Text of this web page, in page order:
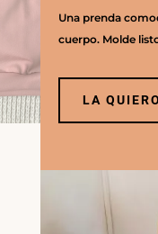
Una prenda
cuerpo. Molde
LA